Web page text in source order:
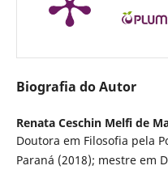
Biografia do Autor
Renata Ceschin Melfi de
Doutora em Filosofia pela
Paraná (2018); mestre em